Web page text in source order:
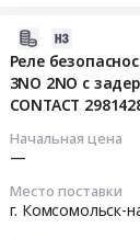
Реле
3NO 2NO с
CONTACT
Начальная цена
—
Место поставки
г. Комсомольск-